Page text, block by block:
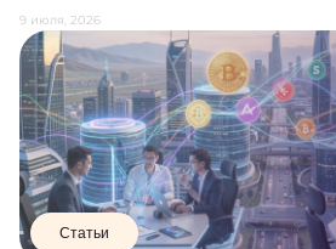
9 июля, 2026
Статьи